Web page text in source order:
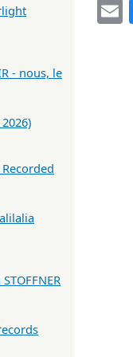
- nous, le
Recorded